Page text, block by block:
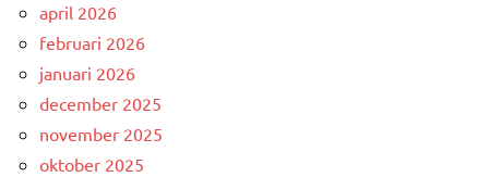
april 2026
februari 2026
januari 2026
december 2025
november 2025
oktober 2025